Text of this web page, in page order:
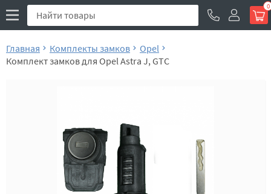
0
Главная Комплекты замков
Opel
Комплект замков для Opel Astra J, GTC